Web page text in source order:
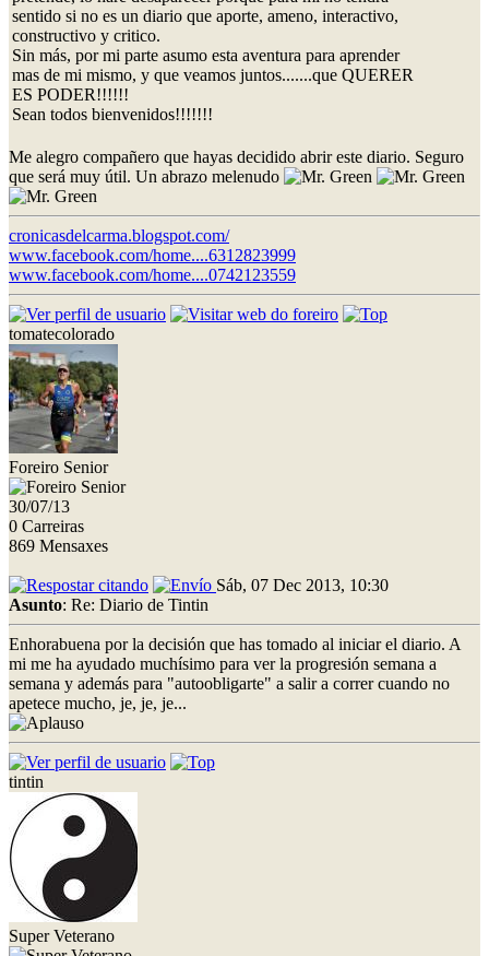
sentido si no es un diario que aporte, ameno, interactivo,
constructivo y critico.
Sin más, por mi parte asumo esta aventura para aprender
mas de mi mismo, y que veamos juntos.......que QUERER
ES PODER!!!!!!
Sean todos bienvenidos!!!!!!!
Me alegro compañero que hayas decidido abrir este diario. Seguro
que será muy útil. Un abrazo melenudo
cronicasdelcarma.blogspot.com/
www.facebook.com/home....6312823999
www.facebook.com/home....0742123559
tomatecolorado
Foreiro Senior
30/07/13
0 Carreiras
869 Mensaxes
Sáb, 07 Dec 2013, 10:30
Asunto: Re: Diario de Tintin
Enhorabuena por la decisión que has tomado al iniciar el diario. A
mi me ha ayudado muchísimo para ver la progresión semana a
semana y además para "autoobligarte" a salir a correr cuando no
apetece mucho, je, je, je...
tintin
Super Veterano